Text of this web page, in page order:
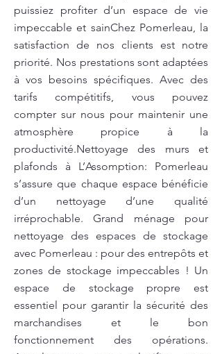
puissiez profiter d’un espace de vie
impeccable et sainChez Pomerleau, la
satisfaction de nos clients est notre
priorité. Nos prestations sont adaptées
à vos besoins spécifiques. Avec des
tarifs compétitifs, vous pouvez
compter sur nous pour maintenir une
atmosphère propice à la
productivité.Nettoyage des murs et
plafonds à L’Assomption: Pomerleau
s’assure que chaque espace bénéficie
d’un nettoyage d’une qualité
irréprochable. Grand ménage pour
nettoyage des espaces de stockage
avec Pomerleau : pour des entrepôts et
zones de stockage impeccables ! Un
espace de stockage propre est
essentiel pour garantir la sécurité des
marchandises et le bon
fonctionnement des opérations.